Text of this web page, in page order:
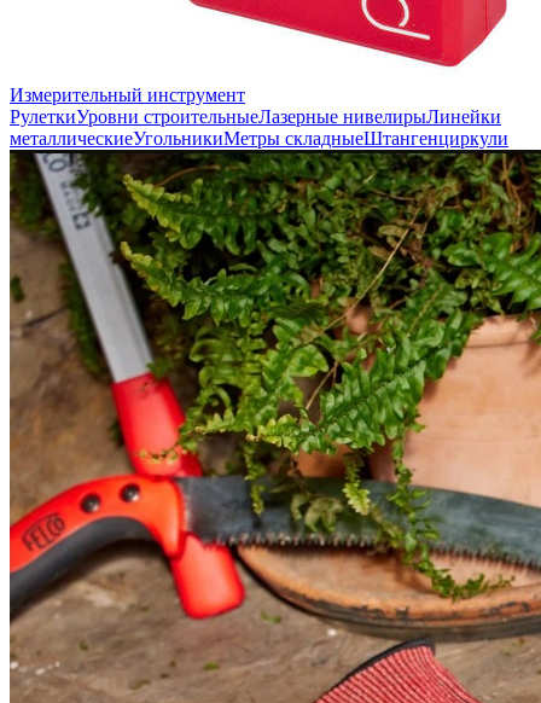
Измерительный инструмент
РулеткиУровни строительныеЛазерные нивелирыЛинейки
металлическиеУгольникиМетры складныеШтангенциркули